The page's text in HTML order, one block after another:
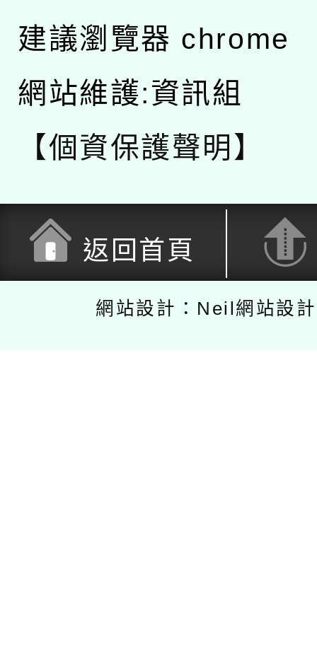
建議瀏覽器 chrome
網站維護:資訊組
【個資保護聲明】
返回首頁
網站設計：Neil網站設